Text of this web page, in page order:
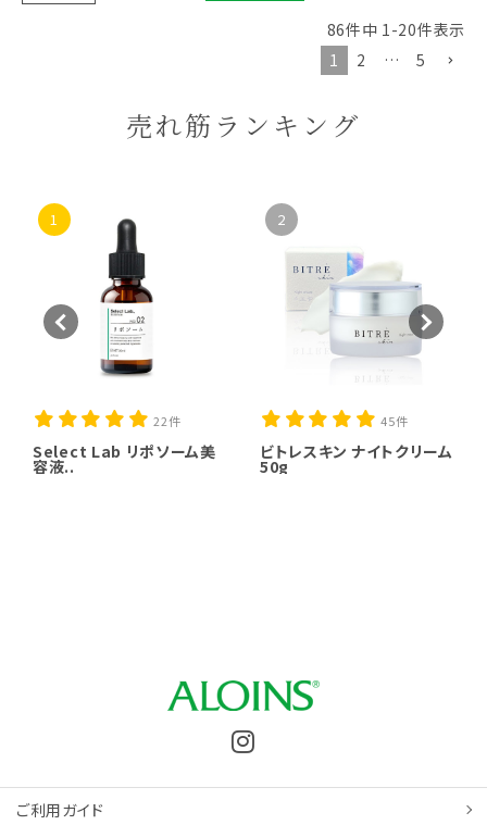
86件中 1 -20件表示
1
2 … 5
売れ筋ランキング
1
22件
Select Lab リポソーム美
容液..
2
45件
ビトレスキン ナイトクリーム
50g
ご利用ガイド